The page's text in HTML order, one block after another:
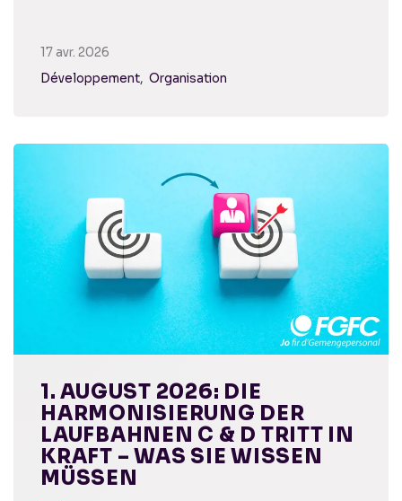
17 avr. 2026
Développement Organisation
1. AUGUST 2026: DIE
HARMONISIERUNG DER
LAUFBAHNEN C & D TRITT IN
KRAFT – WAS SIE WISSEN
MÜSSEN